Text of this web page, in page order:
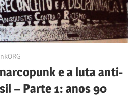
e a luta anti-
– Parte 1: anos 90